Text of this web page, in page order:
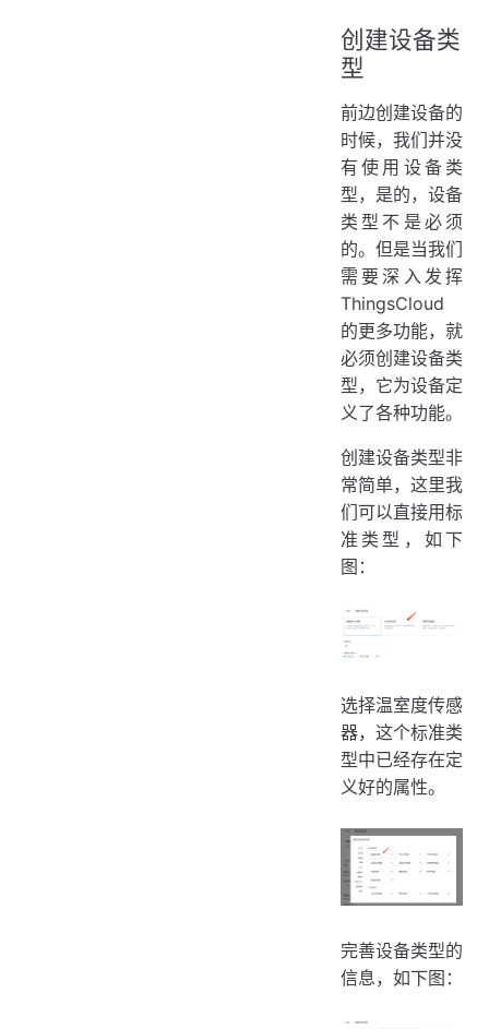
创建设备类
型
前边创建设备的
时候，我们并没
有使用设备类
型，是的，设备
类型不是必须
的。但是当我们
需要深入发挥
ThingsCloud
的更多功能，就
必须创建设备类
型，它为设备定
义了各种功能。
创建设备类型非
常简单，这里我
们可以直接用标
准类型，如下
图：
选择温室度传感
器，这个标准类
型中已经存在定
义好的属性。
完善设备类型的
信息，如下图：